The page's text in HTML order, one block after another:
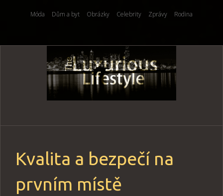
Móda Dům a byt Obrázky Celebrity Zprávy Rodina
Skip
Kvalita a bezpečí na
prvním místě